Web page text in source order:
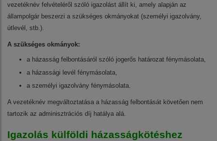
vezetéknév felvételéről szóló igazolást állít ki, amely alapján az
állampolgár beszerzi a szükséges okmányokat (személyi igazolvány,
útlevél, stb.).
A szükséges okmányok:
a házasság felbontásáról szóló jogerős határozat fénymásolata,
a házassági levél fénymásolata,
a személyi igazolvány fénymásolata.
A vezetéknév megváltoztatása a házasság felbontását követően nem
tartozik az adminisztrációs díj hatálya alá.
Igazolás külföldi házasságkötéshez